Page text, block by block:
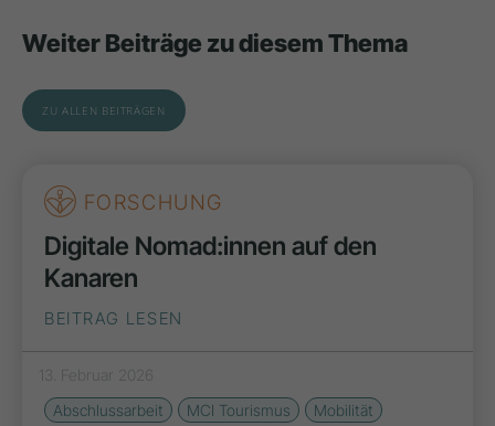
Weiter Beiträge zu diesem Thema
ZU ALLEN BEITRÄGEN
FORSCHUNG
Digitale Nomad:innen auf den
Kanaren
BEITRAG LESEN
13. Februar 2026
Abschlussarbeit
MCI Tourismus
Mobilität